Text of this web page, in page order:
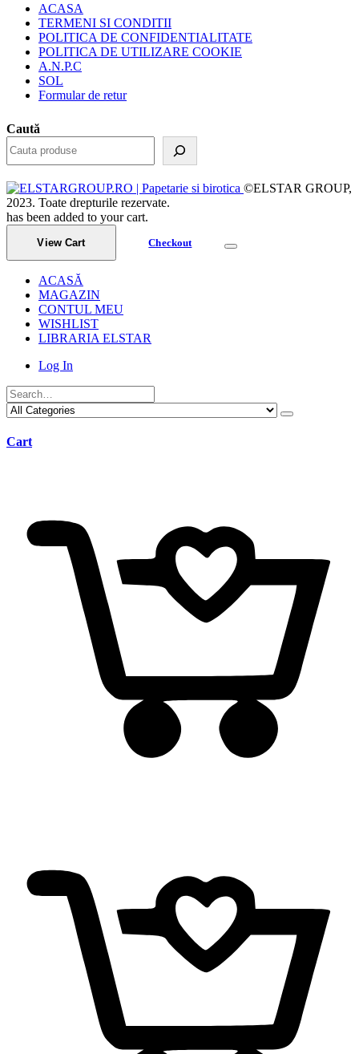
ACASA
TERMENI SI CONDITII
POLITICA DE CONFIDENTIALITATE
POLITICA DE UTILIZARE COOKIE
A.N.P.C
SOL
Formular de retur
Caută
©ELSTAR GROUP,
2023. Toate drepturile rezervate.
has been added to your cart.
View Cart Checkout
ACASĂ
MAGAZIN
CONTUL MEU
WISHLIST
LIBRARIA ELSTAR
Log In
Cart